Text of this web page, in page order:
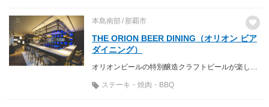
本島南部 那覇市
THE ORION BEER DINING（オリオン ビア
ダイニング）
ステーキ・焼肉・BBQ